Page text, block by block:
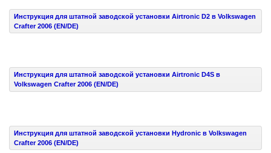
Инструкция для штатной заводской установки Airtronic D2 в Volkswagen
Crafter 2006 (EN/DE)
Инструкция для штатной заводской установки Airtronic D4S в
Volkswagen Crafter 2006 (EN/DE)
Инструкция для штатной заводской установки Hydronic в Volkswagen
Crafter 2006 (EN/DE)